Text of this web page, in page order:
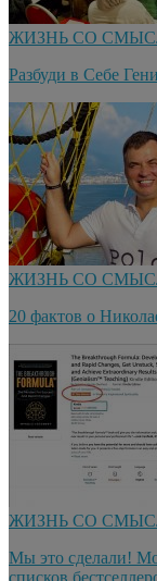
ЖИЗНЬ СО
Разбуди в Себе
ЖИЗНЬ СО
20 фактов о
ЖИЗНЬ СО
Мы это сделали!